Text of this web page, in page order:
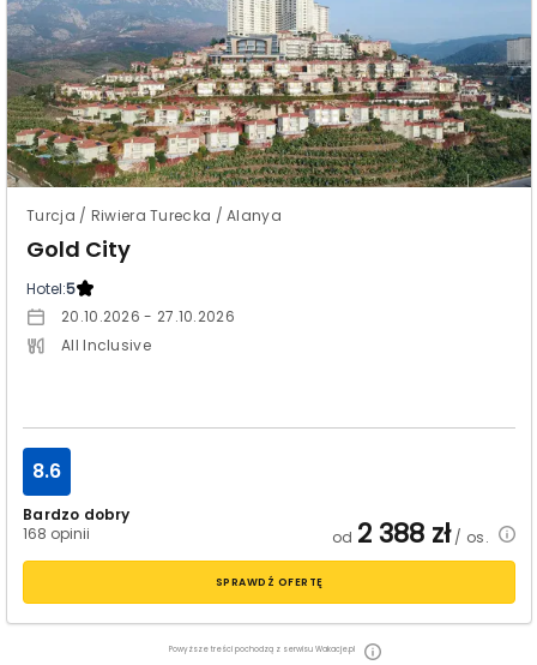
Turcja / Riwiera Turecka / Alanya
Gold City
Hotel:5
20.10.2026 - 27.10.2026
All Inclusive
Bardzo dobry
168 opinii
8.6
od 2 388 zł/ os.
SPRAWDŹ OFERTĘ
Powyższe treści pochodzą z serwisu Wakacje.pl